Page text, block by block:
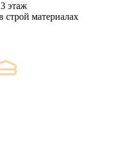
этаж
материалах